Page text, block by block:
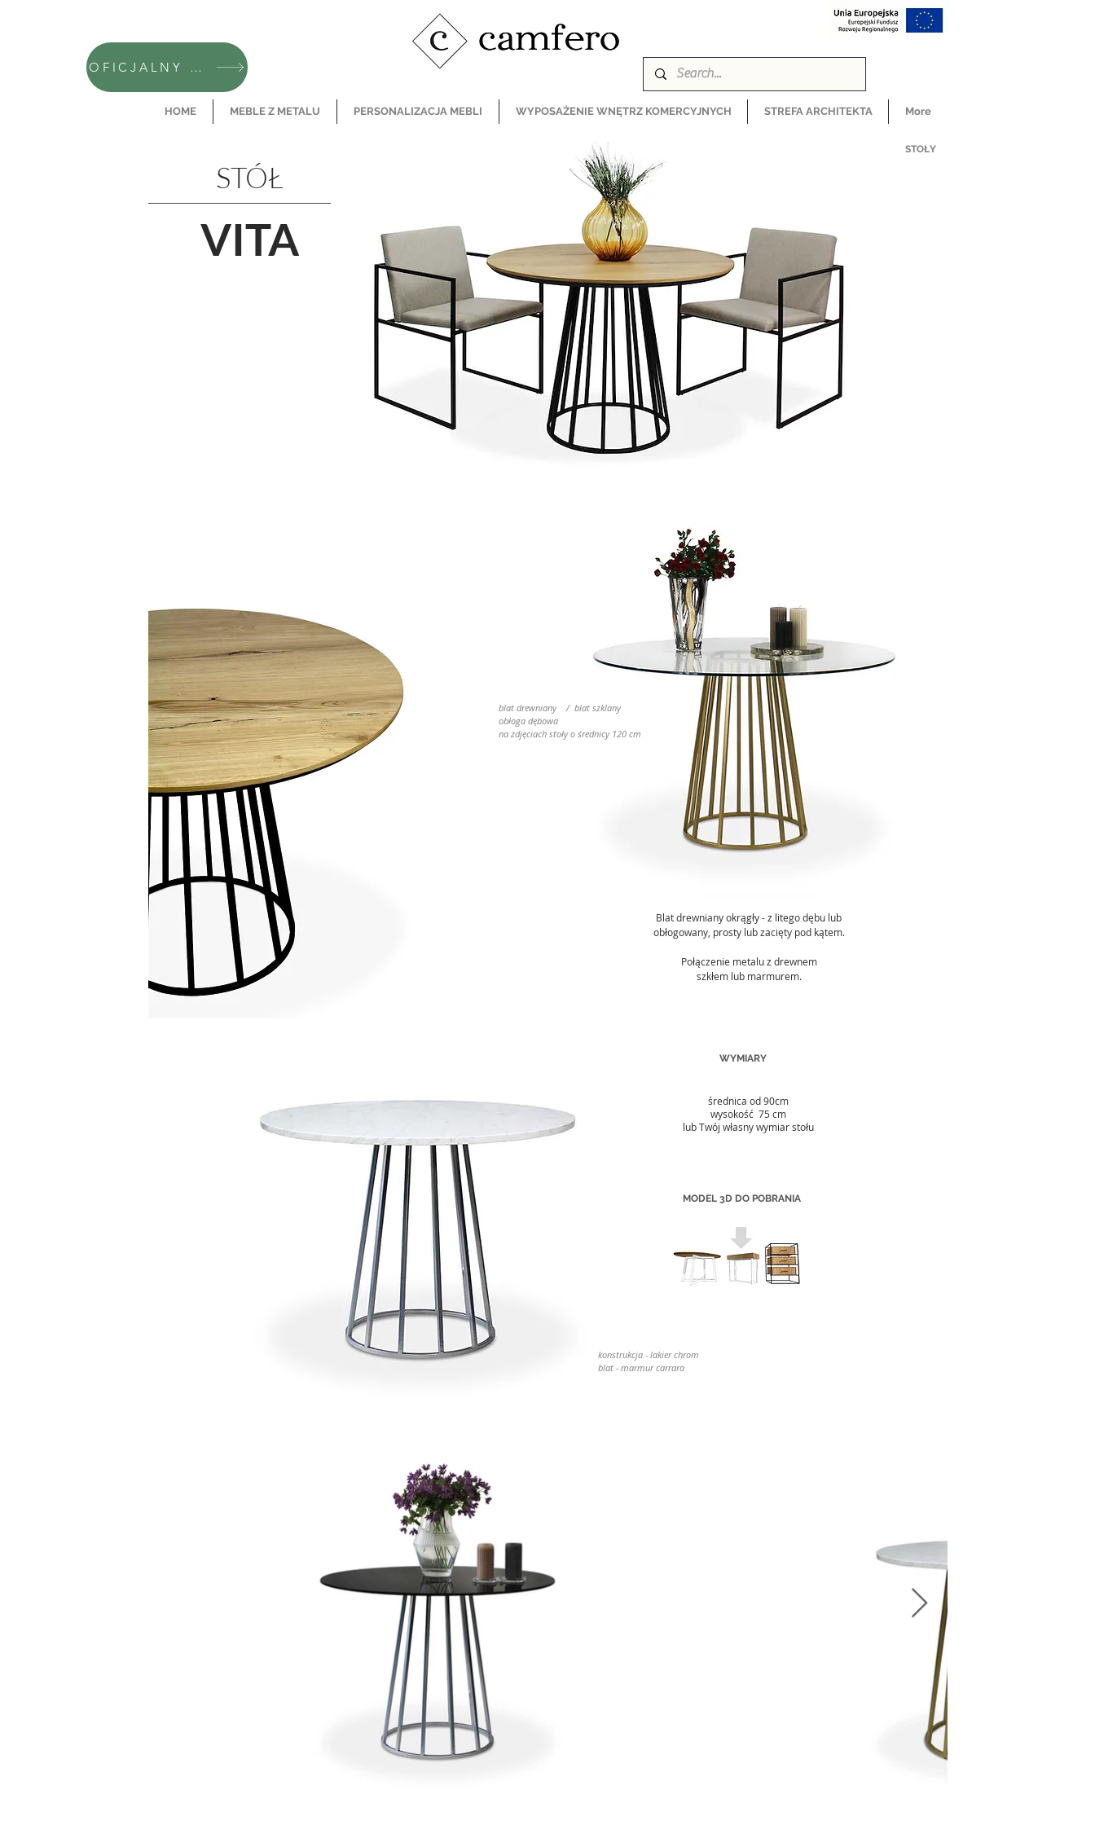
OFICJALNY SKLEP CAMFERO
HOME MEBLE Z METALU PERSONALIZACJA MEBLI WYPOSAŻENIE WNĘTRZ KOMERCYJNYCH STREFA ARCHITEKTA More
STOŁY
STÓŁ
VITA
blat drewniany / blat szklany
obłoga dębowa
na zdjęciach stoły o średnicy 120 cm
WYMIARY
średnica od 90cm
wysokość 75 cm
lub Twój własny wymiar stołu
Blat drewniany okrągły - z litego dębu lub
obłogowany, prosty lub zacięty pod kątem.
Połączenie metalu z drewnem
szkłem lub marmurem.
MODEL 3D DO POBRANIA
konstrukcja - lakier chrom
blat - marmur carrara